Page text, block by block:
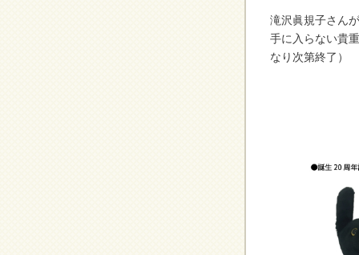
滝沢眞規子さん
手に入らない貴
なり次第終了）